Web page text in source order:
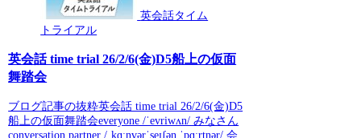
英会話タイム
トライアル
英会話 time trial 26/2/6(金)D5船上の仮面
舞踏会
ブログ記事の抜粋英会話 time trial 26/2/6(金)D5
船上の仮面舞踏会everyone /ˈevriwʌn/ みなさん
conversation partner /ˌkɑːnvərˈseɪʃən ˈpɑːrtnər/ 会